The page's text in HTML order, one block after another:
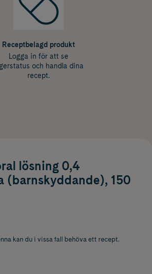
Receptbelagd produkt
Logga in för att se
och handla dina
recept.
lösning 0,4
(barnskyddande), 150
kan du i vissa fall behöva ett recept.